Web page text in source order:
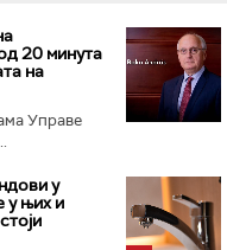
20 минута
на
Управе
у
у њих и